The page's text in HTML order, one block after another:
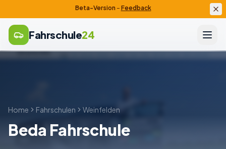
Beta-Version – Feedback
Fahrschule24
Home Fahrschulen Weinfelden
Beda Fahrschule